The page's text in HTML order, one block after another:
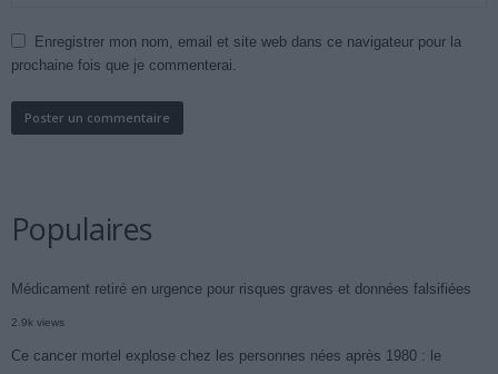
Enregistrer mon nom, email et site web dans ce navigateur pour la
prochaine fois que je commenterai.
Populaires
Médicament retiré en urgence pour risques graves et données falsifiées
2.9k views
Ce cancer mortel explose chez les personnes nées après 1980 : le